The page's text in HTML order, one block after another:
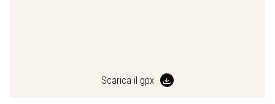
Scarica il gpx